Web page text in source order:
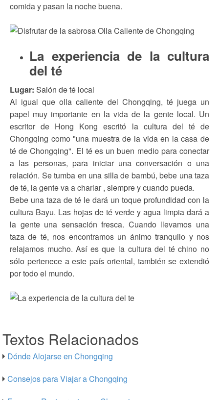
comida y pasan la noche buena.
La experiencia de la cultura
del té
Lugar: Salón de té local
Al igual que olla caliente del Chongqing, té juega un
papel muy importante en la vida de la gente local. Un
escritor de Hong Kong escritó la cultura del té de
Chongqing como "una muestra de la vida en la casa de
té de Chongqing". El té es un buen medio para conectar
a las personas, para iniciar una conversación o una
relación. Se tumba en una silla de bambú, bebe una taza
de té, la gente va a charlar , siempre y cuando pueda.
Bebe una taza de té le dará un toque profundidad con la
cultura Bayu. Las hojas de té verde y agua limpia dará a
la gente una sensación fresca. Cuando llevamos una
taza de té, nos encontramos un ánimo tranquilo y nos
relajamos mucho. Así es que la cultura del té chino no
sólo pertenece a este país oriental, también se extendió
por todo el mundo.
Textos Relacionados
Dónde Alojarse en Chongqing
Consejos para Viajar a Chongqing